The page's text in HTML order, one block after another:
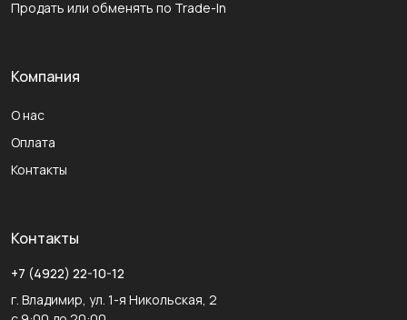
Продать или обменять по Trade-In
Компания
О нас
Оплата
Контакты
Контакты
+7 (4922) 22-10-12
г. Владимир, ул. 1-я Никольская, 2